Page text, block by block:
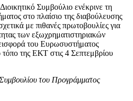
Συμβούλιο ενέκρινε τη
στο πλαίσιο της διαβούλευσης
με πιθανές πρωτοβουλίες για
των εξωχρηματιστηριακών
του Ευρωσυστήματος
της ΕΚΤ στις 4 Σεπτεμβρίου
του Προγράμματος